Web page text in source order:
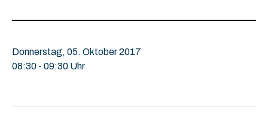
Donnerstag, 05. Oktober 2017
08:30 - 09:30 Uhr